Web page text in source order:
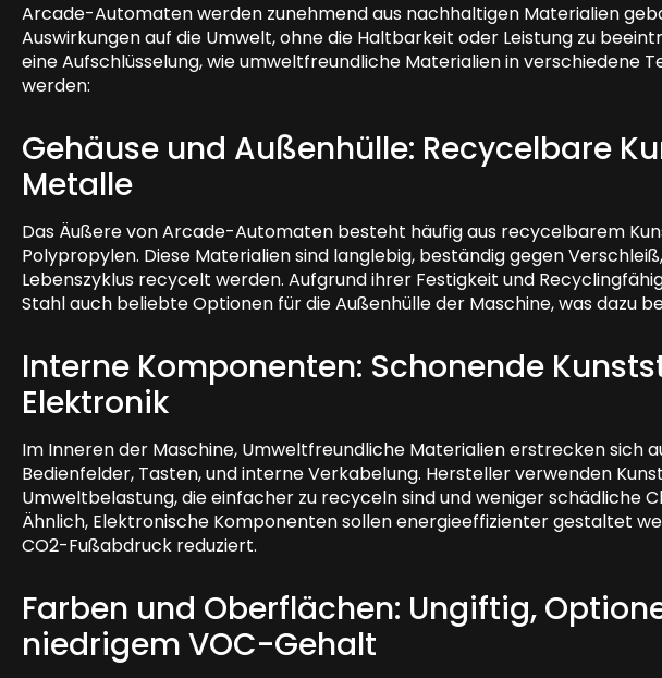
Arcade-Automaten werden zunehmend aus nachhaltigen Materialien
Auswirkungen auf die Umwelt, ohne die Haltbarkeit oder Leistung zu
eine Aufschlüsselung, wie umweltfreundliche Materialien in verschiedene
werden:
Gehäuse und Außenhülle: Recycelbare
Metalle
Das Äußere von Arcade-Automaten besteht häufig aus recycelbarem
Polypropylen. Diese Materialien sind langlebig, beständig gegen
Lebenszyklus recycelt werden. Aufgrund ihrer Festigkeit und
Stahl auch beliebte Optionen für die Außenhülle der Maschine, was dazu
Interne Komponenten: Schonende
Elektronik
Im Inneren der Maschine, Umweltfreundliche Materialien erstrecken sich
Bedienfelder, Tasten, und interne Verkabelung. Hersteller verwenden
Umweltbelastung, die einfacher zu recyceln sind und weniger schädliche
Ähnlich, Elektronische Komponenten sollen energieeffizienter gestaltet
CO2-Fußabdruck reduziert.
Farben und Oberflächen: Ungiftig,
niedrigem VOC-Gehalt